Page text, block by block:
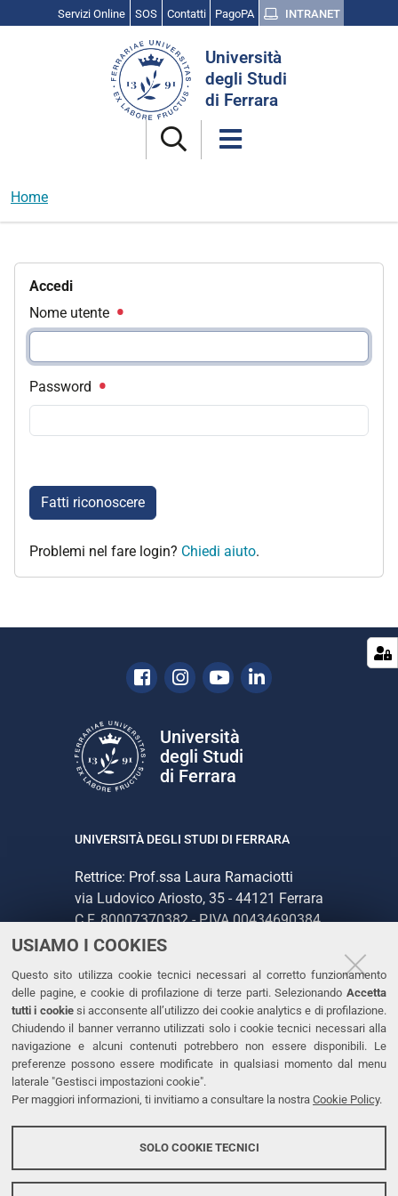
USIAMO I COOKIES
Questo sito utilizza cookie tecnici necessari al corretto funzionamento
delle pagine, e cookie di profilazione di terze parti. Selezionando Accetta
tutti i cookiesi acconsente all’utilizzo dei cookie analytics e di profilazione.
Chiudendo il banner verranno utilizzati solo i cookie tecnici necessari alla
navigazione e alcuni contenuti potrebbero non essere disponibili. Le
preferenze possono essere modificate in qualsiasi momento dal menu
laterale "Gestisci impostazioni cookie".
Per maggiori informazioni, ti invitiamo a consultare la nostra Cookie Policy.
SOLO COOKIE TECNICI
Servizi Online SOS Contatti PagoPA INTRANET
Università
degli Studi
di Ferrara
Home
Accedi
Nome utente
Password
Fatti riconoscere
Problemi nel fare login? Chiedi aiuto.
Facebook
Instagram
YoutubeLinkedin
Università
degli Studi
di Ferrara
UNIVERSITÀ DEGLI STUDI DI FERRARA
Rettrice: Prof.ssa Laura Ramaciotti
via Ludovico Ariosto, 35 - 44121 Ferrara
C.F. 80007370382 - P.IVA 00434690384
CONTATTI
Tel. +39 0532 293111
Fax. +39 0532 293031
PEC
LINKS
Accessibilità
Protezione dati personali